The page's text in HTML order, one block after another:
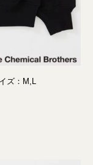
ズ：M,L